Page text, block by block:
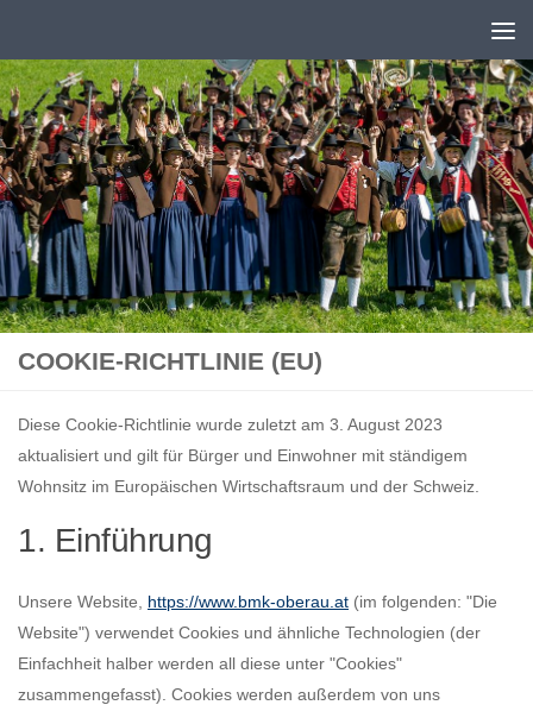
COOKIE-RICHTLINIE (EU)
Diese Cookie-Richtlinie wurde zuletzt am 3. August 2023
aktualisiert und gilt für Bürger und Einwohner mit ständigem
Wohnsitz im Europäischen Wirtschaftsraum und der Schweiz.
1. Einführung
Unsere Website, https://www.bmk-oberau.at (im folgenden: "Die
Website") verwendet Cookies und ähnliche Technologien (der
Einfachheit halber werden all diese unter "Cookies"
zusammengefasst). Cookies werden außerdem von uns